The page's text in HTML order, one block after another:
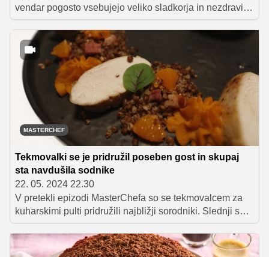
vendar pogosto vsebujejo veliko sladkorja in nezdravih
maščob ter imajo tudi veliko kalorij. Oskrbeli vas bomo z
dragocenimi nasveti in recepti, ki vam bodo pomagali
pripraviti bolj zdravo sladico, ki ne bo le okusna, temveč
tudi skladna z vašimi prehranskimi cilji.
MASTERCHEF
Tekmovalki se je pridružil poseben gost in skupaj
sta navdušila sodnike
22. 05. 2024 22.30
V pretekli epizodi MasterChefa so se tekmovalcem za
kuharskimi pulti pridružili najbližji sorodniki. Slednji so
imeli ključno vlogo pri izbiri sestavin za kuhanje. S
svojimi jedmi sta sodnike najbolj navdušili Klara Šmigoc
in njena mati Dušanka.